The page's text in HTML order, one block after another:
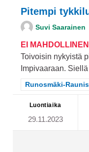
Pitempi
Suvi Saarainen
EI MAHDOLLINEN
Toivoisin nykyistä
Impivaaraan.
Rajaa tulokset
Runosmäki-
Luontiaika
29.11.2023